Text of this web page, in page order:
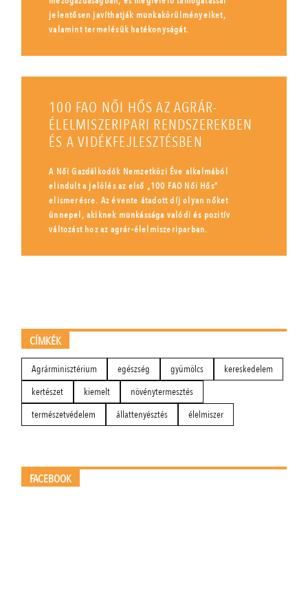
jelentősen javíthatják munkakörülményeiket,
valamint termelésük hatékonyságát.
100 FAO NŐI HŐS AZ AGRÁR-
ÉLELMISZERIPARI RENDSZEREKBEN
ÉS A VIDÉKFEJLESZTÉSBEN
A Női Gazdálkodók Nemzetközi Éve alkalmából
elindult a jelölés az első „100 FAO Női Hős”
elismerésre. Az évente átadott díj olyan nőket
ünnepel, akiknek munkássága valódi és pozitív
változást hoz az agrár-élelmiszeriparban.
CÍMKÉK
Agrárminisztérium egészség gyümölcs
kereskedelem
kertészet
kiemelt
növénytermesztés
természetvédelem
állattenyésztés élelmiszer
FACEBOOK